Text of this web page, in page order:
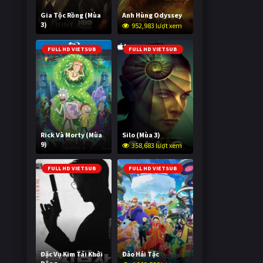
Gia Tộc Rồng (Mùa
3)
2,019,740 lượt xem
Anh Hùng Odyssey
952,983 lượt xem
FULL HD VIETSUB
Rick Và Morty (Mùa
9)
2,995,655 lượt xem
FULL HD VIETSUB
Silo (Mùa 3)
358,683 lượt xem
FULL HD VIETSUB
Đặc Vụ Kim Tái Khởi
FULL HD VIETSUB
Đảo Hải Tặc